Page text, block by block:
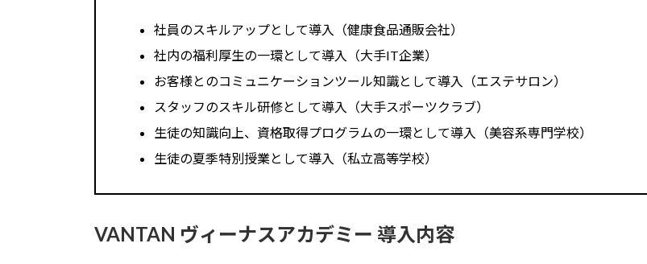
社員のスキルアップとして導入（健康食品通販会社）
社内の福利厚生の一環として導入（大手IT企業）
お客様とのコミュニケーションツール知識として導入（エステサロン）
スタッフのスキル研修として導入（大手スポーツクラブ）
生徒の知識向上、資格取得プログラムの一環として導入（美容系専門学校）
生徒の夏季特別授業として導入（私立高等学校）
VANTAN ヴィーナスアカデミー 導入内容